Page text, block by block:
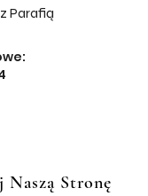
Parafią
Naszą Stronę